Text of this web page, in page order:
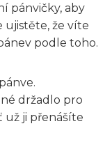
pánvičky, aby
ujistěte, že víte
podle toho.
držadlo pro
už ji přenášíte